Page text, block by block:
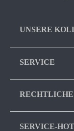
UNSERE
SERVICE
SERVICE-